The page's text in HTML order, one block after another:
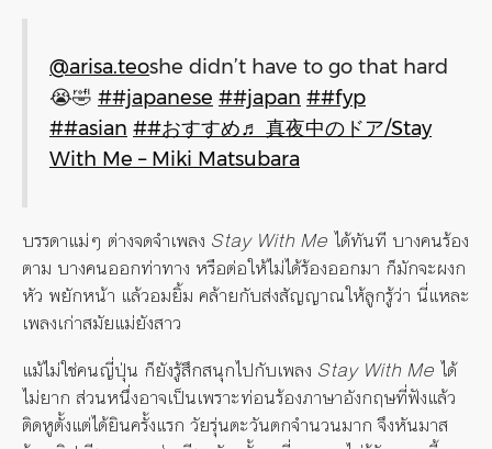
@arisa.teoshe didn’t have to go that hard
😭🤣 ##japanese ##japan ##fyp
##asian ##おすすめ♬ 真夜中のドア/Stay
With Me – Miki Matsubara
บรรดาแม่ๆ ต่างจดจำเพลง Stay With Me ได้ทันที บางคนร้อง
ตาม บางคนออกท่าทาง หรือต่อให้ไม่ได้ร้องออกมา ก็มักจะผงก
หัว พยักหน้า แล้วอมยิ้ม คล้ายกับส่งสัญญาณให้ลูกรู้ว่า นี่แหละ
เพลงเก่าสมัยแม่ยังสาว
แม้ไม่ใช่คนญี่ปุ่น ก็ยังรู้สึกสนุกไปกับเพลง Stay With Me ได้
ไม่ยาก ส่วนหนึ่งอาจเป็นเพราะท่อนร้องภาษาอังกฤษที่ฟังแล้ว
ติดหูตั้งแต่ได้ยินครั้งแรก วัยรุ่นตะวันตกจำนวนมาก จึงหันมาส